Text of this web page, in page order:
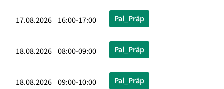
17.08.2026 16:00-17:00 Pal_Präp
18.08.2026 08:00-09:00 Pal_Präp
18.08.2026 09:00-10:00 Pal_Präp